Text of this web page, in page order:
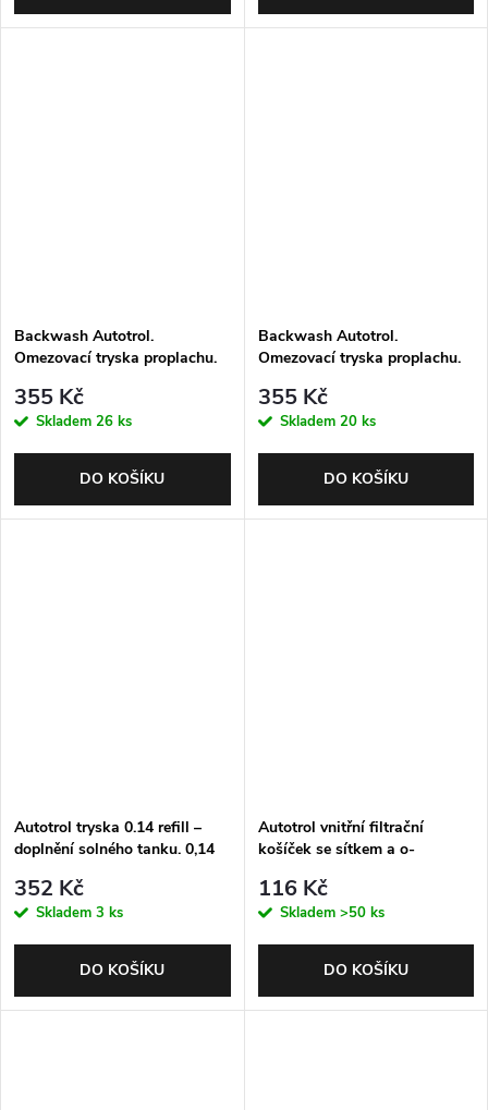
Backwash Autotrol.
Omezovací tryska proplachu.
355 Kč
Skladem 26 ks
DO KOŠÍKU
Backwash Autotrol.
Omezovací tryska proplachu.
355 Kč
Skladem 20 ks
DO KOŠÍKU
Autotrol tryska 0.14 refill –
doplnění solného tanku. 0,14
352 Kč
Skladem 3 ks
DO KOŠÍKU
Autotrol vnitřní filtrační
košíček se sítkem a o-
116 Kč
Skladem >50 ks
DO KOŠÍKU